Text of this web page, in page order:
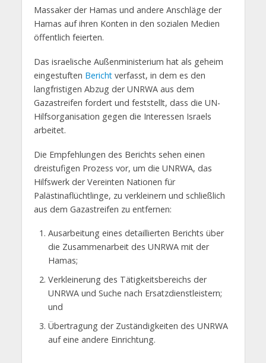
Massaker der Hamas und andere Anschläge der
Hamas auf ihren Konten in den sozialen Medien
öffentlich feierten.
Das israelische Außenministerium hat als geheim
eingestuften Berichtverfasst, in dem es den
langfristigen Abzug der UNRWA aus dem
Gazastreifen fordert und feststellt, dass die UN-
Hilfsorganisation gegen die Interessen Israels
arbeitet.
Die Empfehlungen des Berichts sehen einen
dreistufigen Prozess vor, um die UNRWA, das
Hilfswerk der Vereinten Nationen für
Palästinaflüchtlinge, zu verkleinern und schließlich
aus dem Gazastreifen zu entfernen:
Ausarbeitung eines detaillierten Berichts über
die Zusammenarbeit des UNRWA mit der
Hamas;
Verkleinerung des Tätigkeitsbereichs der
UNRWA und Suche nach Ersatzdienstleistern;
und
Übertragung der Zuständigkeiten des UNRWA
auf eine andere Einrichtung.